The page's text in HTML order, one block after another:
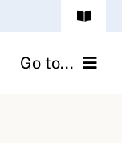
Toggle
Go to...